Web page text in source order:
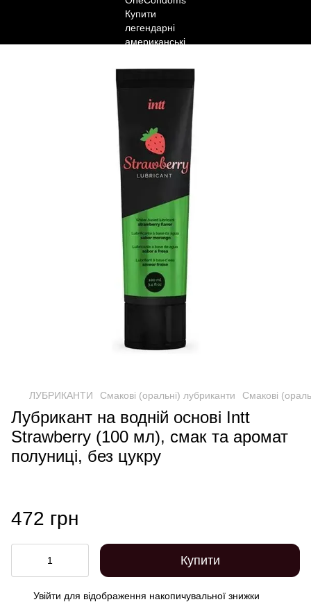
ЛУБРИКАНТИ Смакові (оральні) лубриканти Смакові
Лубрикант на водній основі Intt
Strawberry (100 мл), смак та аромат
полуниці, без цукру
472 грн
Купити
Увійти для відображення накопичувальної знижки